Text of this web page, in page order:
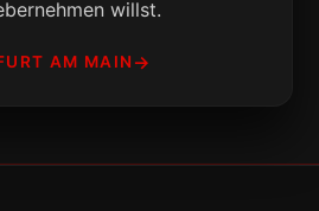
willst.
AM MAIN